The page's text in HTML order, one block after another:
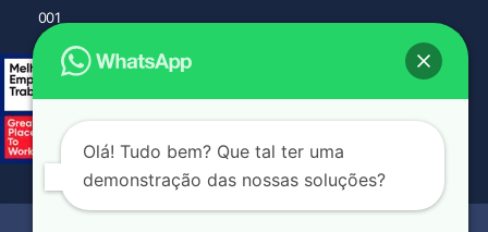
001
Apolo Mídia
Política de Privacidade
Olá! Tudo bem? Que tal ter uma
demonstração das nossas soluções?